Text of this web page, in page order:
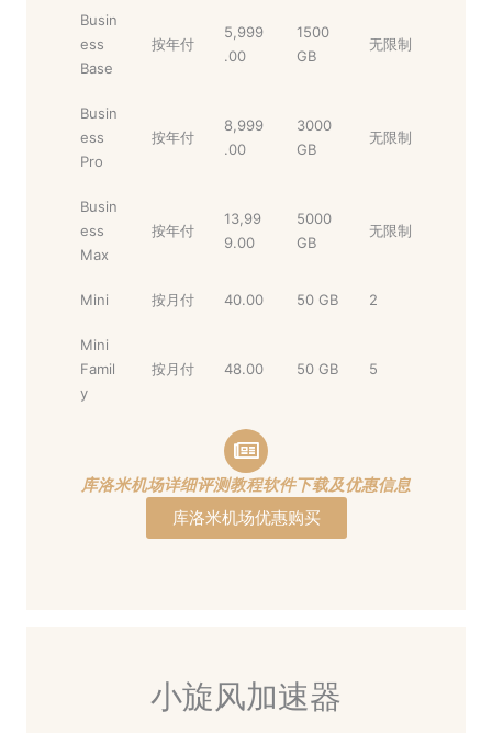
Busin
ess
Base
按年付
5,999
.00
1500
GB
无限制
Busin
ess
Pro
按年付
8,999
.00
3000
GB
无限制
Busin
ess
Max
按年付
13,99
9.00
5000
GB
无限制
Mini 按月付 40.00 50 GB 2
Mini
Famil
y
按月付 48.00 50 GB 5
库洛米机场详细评测教程软件下载及优惠信息
库洛米机场优惠购买
小旋风加速器